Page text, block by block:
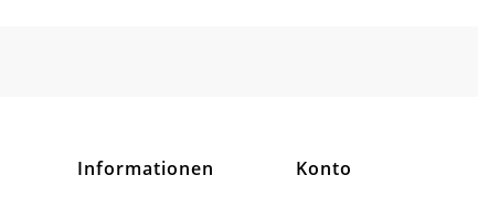
Informationen Konto